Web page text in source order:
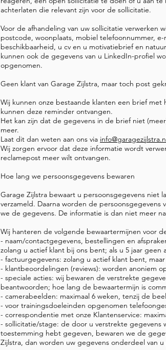
achterlaten die relevant zijn voor de sollicitatie.
Voor de afhandeling van uw sollicitatie verwerken
postcode, woonplaats, mobiel telefoonnummer,
beschikbaarheid, u cv en u motivatiebrief en
kunnen ook de gegevens van u LinkedIn-profiel
opgenomen.
Geen klant van Garage Zijlstra, maar toch post
Wij kunnen onze bestaande klanten een brief
kunnen deze reminder ontvangen.
Het kan zijn dat de gegevens in de brief niet
meer.
Laat dit dan weten aan ons via
Wij zorgen ervoor dat deze informatie wordt
reclamepost meer wilt ontvangen.
Hoe lang we persoonsgegevens bewaren
Garage Zijlstra bewaart u persoonsgegevens niet
verzameld. Daarna worden de
we de gegevens. De informatie is dan niet meer
Wij hanteren de volgende bewaartermijnen voor
- naam/contactgegevens, bestellingen en
zolang u actief klant bij ons bent; als u 5 jaar
- factuurgegevens: zolang u actief klant bent,
- klantbeoordelingen (reviews): worden anoniem
- speciale acties: wij bewaren de verstrekte
beantwoorden; hoe lang de bewaartermijn is
- camerabeelden: maximaal 6 weken, tenzij de
- voor trainingsdoeleinden opgenomen
- correspondentie met onze Klantenservice:
- sollicitatie/stage: de door u verstrekte
toestemming hebt gegeven, bewaren we de
Zijlstra, dan worden uw gegevens onderdeel van u